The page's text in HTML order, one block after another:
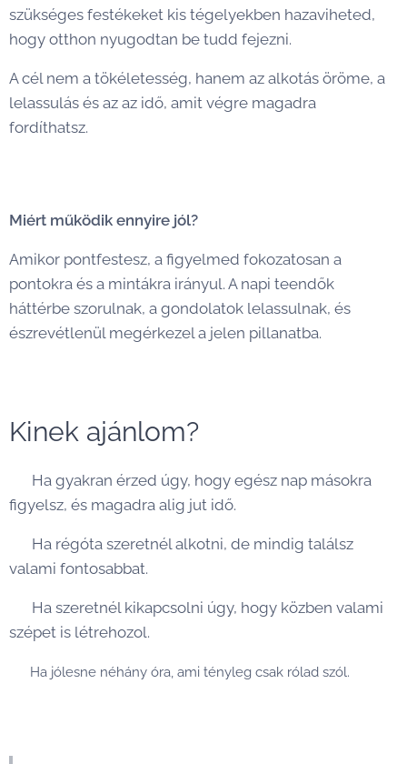
szükséges festékeket kis tégelyekben hazaviheted,
hogy otthon nyugodtan be tudd fejezni.
A cél nem a tökéletesség, hanem az alkotás öröme, a
lelassulás és az az idő, amit végre magadra
fordíthatsz. 💛
Miért működik ennyire jól?
Amikor pontfestesz, a figyelmed fokozatosan a
pontokra és a mintákra irányul. A napi teendők
háttérbe szorulnak, a gondolatok lelassulnak, és
észrevétlenül megérkezel a jelen pillanatba.
Kinek ajánlom?
👉 Ha gyakran érzed úgy, hogy egész nap másokra
figyelsz, és magadra alig jut idő.
👉 Ha régóta szeretnél alkotni, de mindig találsz
valami fontosabbat.
👉 Ha szeretnél kikapcsolni úgy, hogy közben valami
szépet is létrehozol.
👉 Ha jólesne néhány óra, ami tényleg csak rólad szól.